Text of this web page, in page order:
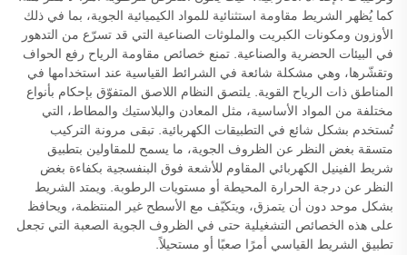
كما يُظهر الشريط مقاومة استثنائية للمواد الكيميائية الجوية، بما في ذلك
الأوزون ومكونات الكبريت والملوثات الصناعية التي قد تسرّع من التدهور
في البيئات الحضرية والصناعية. تمنع خصائص مقاومة الرياح رفع الحواف
وتقشّرها، وهي مشكلة شائعة في الشرائط القياسية عند استخدامها في
المناطق ذات الرياح القوية. يلتصق النظام اللاصق المتفوّق بإحكام بأنواع
مختلفة من المواد الأساسية، مثل المعادن والبلاستيك والمطاط، التي
تُستخدم بشكل شائع في التطبيقات الكهربائية. تبقى مرونة التركيب
متسقة بغض النظر عن الظروف الجوية، ما يسمح للمقاولين بتطبيق
شريط الفينيل الكهربائي المقاوم للأشعة فوق البنفسجية بكفاءة بغض
النظر عن درجة الحرارة المحيطة أو مستويات الرطوبة. ويمتد الشريط
بشكل موحد دون أن يتمزق، ويتكيّف مع الأسطح غير المنتظمة، ويحافظ
على هذه الخصائص التشغيلية حتى في الظروف الجوية الصعبة التي تجعل
تطبيق الشريط القياسي أمرًا صعبًا أو مستحيلاً.